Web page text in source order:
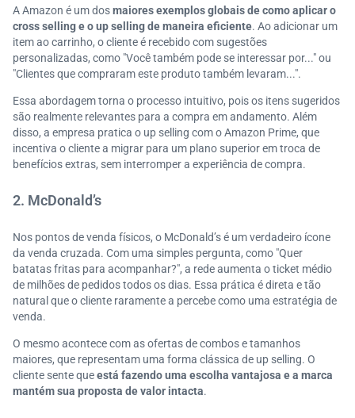
A Amazon é um dosmaiores exemplos globais de como aplicar o
cross selling e o up selling de maneira eficiente. Ao adicionar um
item ao carrinho, o cliente é recebido com sugestões
personalizadas, como "Você também pode se interessar por..." ou
"Clientes que compraram este produto também levaram...".
Essa abordagem torna o processo intuitivo, pois os itens sugeridos
são realmente relevantes para a compra em andamento. Além
disso, a empresa pratica o up selling com o Amazon Prime, que
incentiva o cliente a migrar para um plano superior em troca de
benefícios extras, sem interromper a experiência de compra.
2. McDonald’s
Nos pontos de venda físicos, o McDonald’s é um verdadeiro ícone
da venda cruzada. Com uma simples pergunta, como "Quer
batatas fritas para acompanhar?", a rede aumenta o ticket médio
de milhões de pedidos todos os dias. Essa prática é direta e tão
natural que o cliente raramente a percebe como uma estratégia de
venda.
O mesmo acontece com as ofertas de combos e tamanhos
maiores, que representam uma forma clássica de up selling. O
cliente sente queestá fazendo uma escolha vantajosa e a marca
mantém sua proposta de valor intacta.